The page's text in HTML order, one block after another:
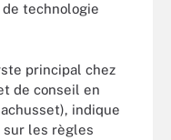
technologie
principal chez
de conseil en
indique
sur les règles